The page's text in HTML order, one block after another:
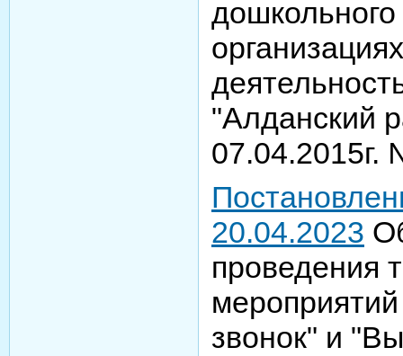
"Алданский
07.04.2015г.
20.04.2023
проведения
звонок" и